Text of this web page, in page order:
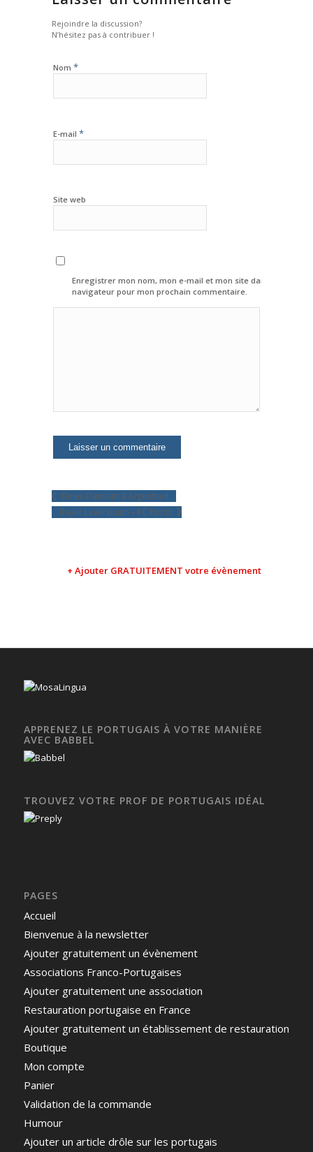
Rejoindre la discussion?
N’hésitez pas à contribuer !
Nom *
E-mail *
Site web
Enregistrer mon nom, mon e-mail et mon site dans le
navigateur pour mon prochain commentaire.
Diner-Dansant à Argenteuil
Bayer Leverkusen – FC Porto
+ Ajouter GRATUITEMENT votre évènement
APPRENEZ LE PORTUGAIS À VOTRE MANIÈRE
AVEC BABBEL
TROUVEZ VOTRE PROF DE PORTUGAIS IDÉAL
PAGES
Accueil
Bienvenue à la newsletter
Ajouter gratuitement un évènement
Associations Franco-Portugaises
Ajouter gratuitement une association
Restauration portugaise en France
Ajouter gratuitement un établissement de restauration
Boutique
Mon compte
Panier
Validation de la commande
Humour
Ajouter un article drôle sur les portugais